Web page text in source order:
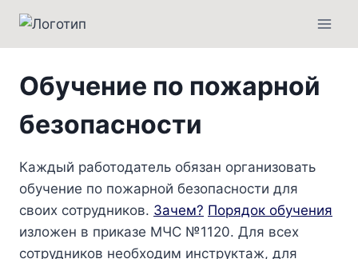
Перейти
содержимому
Обучение по пожарной
безопасности
Каждый работодатель обязан организовать
обучение по пожарной безопасности для
своих сотрудников. Зачем? Порядок обучения
изложен в приказе МЧС №1120. Для всех
сотрудников необходим инструктаж, для